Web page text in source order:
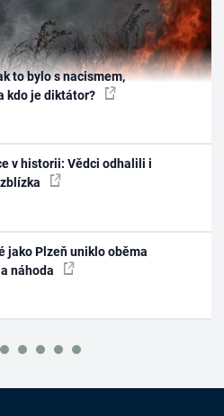
to bylo s nacismem,
kdo je diktátor?
v historii: Vědci odhalili i
jako Plzeň uniklo oběma
náhoda